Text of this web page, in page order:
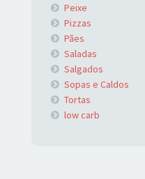
Peixe
Pizzas
Pães
Saladas
Salgados
Sopas e Caldos
Tortas
low carb